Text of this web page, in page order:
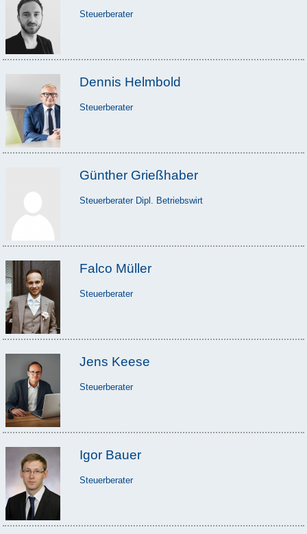
Steuerberater
Dennis Helmbold
Steuerberater
Günther Grießhaber
Steuerberater Dipl. Betriebswirt
Falco Müller
Steuerberater
Jens Keese
Steuerberater
Igor Bauer
Steuerberater